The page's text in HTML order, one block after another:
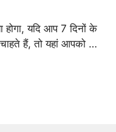
यदि आप 7 दिनों के
चाहते हैं, तो यहां आपको …